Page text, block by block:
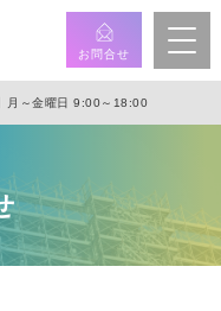
お問合せ
月～金曜日 9:00～18:00